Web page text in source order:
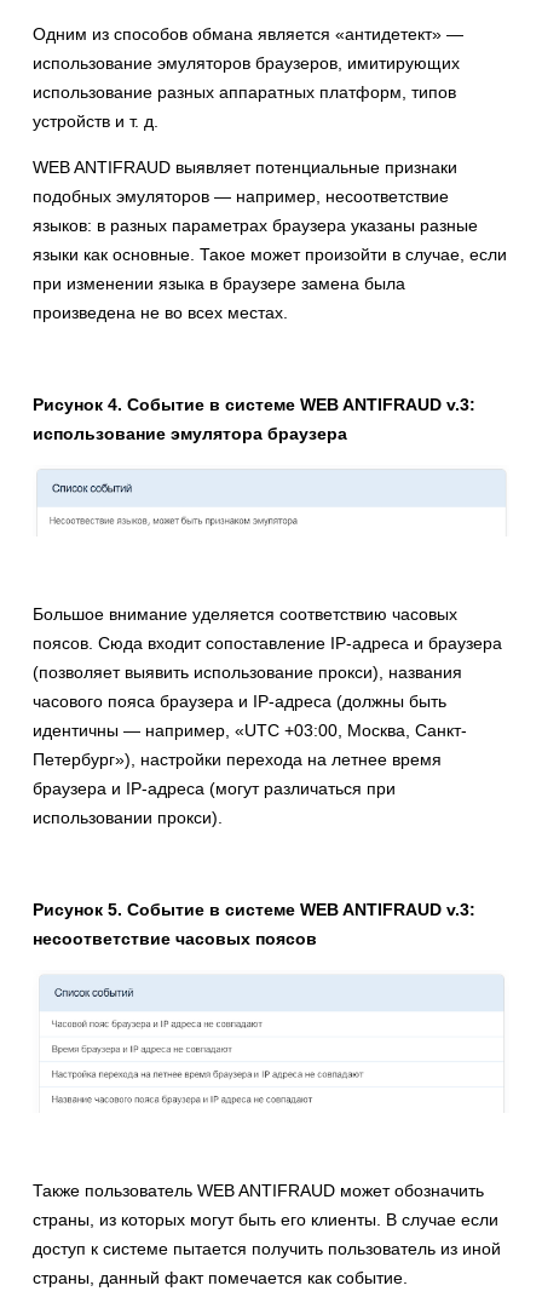
Одним из способов обмана является «антидетект» —
использование эмуляторов браузеров, имитирующих
использование разных аппаратных платформ, типов
устройств и т. д.
WEB ANTIFRAUD выявляет потенциальные признаки
подобных эмуляторов — например, несоответствие
языков: в разных параметрах браузера указаны разные
языки как основные. Такое может произойти в случае, если
при изменении языка в браузере замена была
произведена не во всех местах.
Рисунок 4. Событие в системе WEB ANTIFRAUD v.3:
использование эмулятора браузера
Большое внимание уделяется соответствию часовых
поясов. Сюда входит сопоставление IP-адреса и браузера
(позволяет выявить использование прокси), названия
часового пояса браузера и IP-адреса (должны быть
идентичны — например, «UTC +03:00, Москва, Санкт-
Петербург»), настройки перехода на летнее время
браузера и IP-адреса (могут различаться при
использовании прокси).
Рисунок 5. Событие в системе WEB ANTIFRAUD v.3:
несоответствие часовых поясов
Также пользователь WEB ANTIFRAUD может обозначить
страны, из которых могут быть его клиенты. В случае если
доступ к системе пытается получить пользователь из иной
страны, данный факт помечается как событие.